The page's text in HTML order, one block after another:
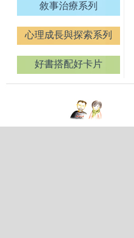
敘事治療系列
心理成長與探索系列
好書搭配好卡片